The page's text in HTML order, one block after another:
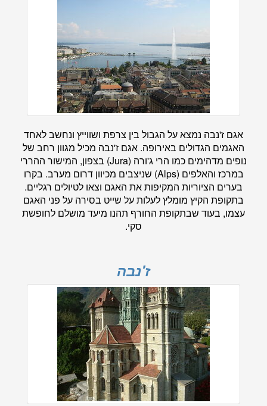
אגם ז'נבה נמצא על הגבול בין צרפת ושווייץ ונחשב לאחד
האגמים הגדולים באירופה. אגם ז'נבה מכיל מגוון רחב של
נופים מדהימים כמו הרי ג'ורה (Jura) בצפון, המישור ההררי
במרכז והאלפים (Alps) שניצבים מכיוון דרום מערב. בקרו
בערים הציוריות המקיפות את האגם וצאו לטיולים רגליים.
בתקופת הקיץ מומלץ לעלות על שייט בסירה על פני האגם
עצמו, בעוד שבתקופת החורף תהנו מיעד מושלם לחופשת
סקי.
ז'נבה